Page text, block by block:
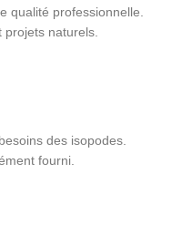
qualité professionnelle.
naturels.
des isopodes.
fourni.